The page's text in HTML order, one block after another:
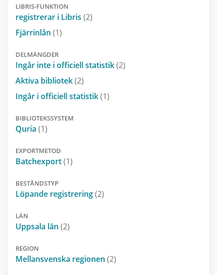
LIBRIS-FUNKTION
registrerar i Libris (2)
Fjärrinlån (1)
DELMÄNGDER
Ingår inte i officiell statistik(2)
Aktiva bibliotek(2)
Ingår i officiell statistik(1)
BIBLIOTEKSSYSTEM
Quria (1)
EXPORTMETOD
Batchexport(1)
BESTÅNDSTYP
Löpande registrering(2)
LÄN
Uppsala län (2)
REGION
Mellansvenska regionen (2)